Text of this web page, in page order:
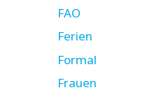
FAO
Ferien
Formal
Frauen